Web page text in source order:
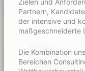
Zielen und
Partnern,
der intensive und
maßgeschneiderte
Die Kombination
Bereichen